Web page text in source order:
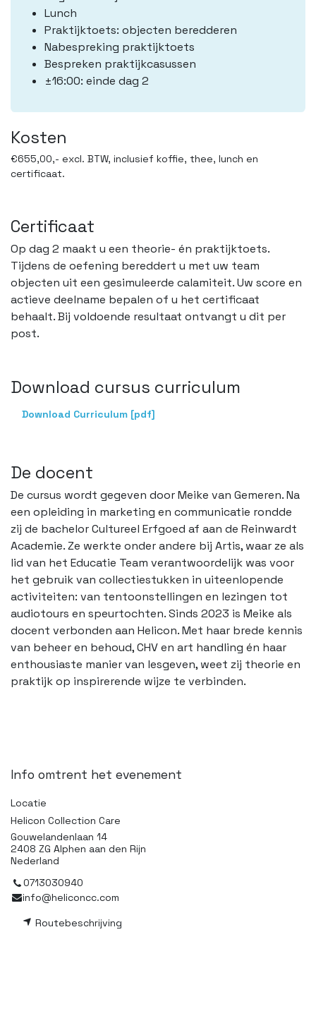
Lunch
Praktijktoets: objecten beredderen
Nabespreking praktijktoets
Bespreken praktijkcasussen
±16:00: einde dag 2
Kosten
€655,00,- excl. BTW, inclusief koffie, thee, lunch en
certificaat.
Certificaat
Op dag 2 maakt u een theorie- én praktijktoets.
Tijdens de oefening bereddert u met uw team
objecten uit een gesimuleerde calamiteit. Uw score en
actieve deelname bepalen of u het certificaat
behaalt. Bij voldoende resultaat ontvangt u dit per
post.
Download cursus curriculum
Download Curriculum [pdf]
De docent
De cursus wordt gegeven door Meike van Gemeren. Na
een opleiding in marketing en communicatie rondde
zij de bachelor Cultureel Erfgoed af aan de Reinwardt
Academie. Ze werkte onder andere bij Artis, waar ze als
lid van het Educatie Team verantwoordelijk was voor
het gebruik van collectiestukken in uiteenlopende
activiteiten: van tentoonstellingen en lezingen tot
audiotours en speurtochten. Sinds 2023 is Meike als
docent verbonden aan Helicon. Met haar brede kennis
van beheer en behoud, CHV en art handling én haar
enthousiaste manier van lesgeven, weet zij theorie en
praktijk op inspirerende wijze te verbinden.
Info omtrent het evenement
Locatie
Helicon Collection Care
Gouwelandenlaan 14
2408 ZG Alphen aan den Rijn
Nederland
0713030940
info@heliconcc.com
Routebeschrijving